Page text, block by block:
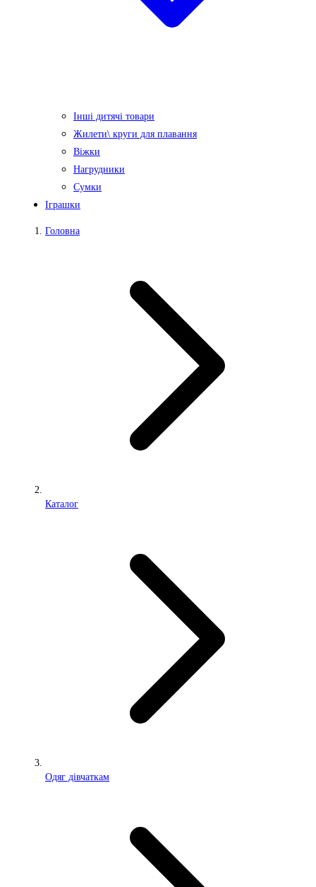
Інші дитячі товари
Жилети\ круги для плавання
Віжки
Нагрудники
Сумки
Іграшки
Головна
Каталог
Одяг дівчаткам